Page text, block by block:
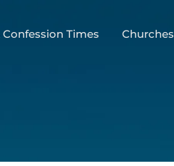
Confession Times Churches